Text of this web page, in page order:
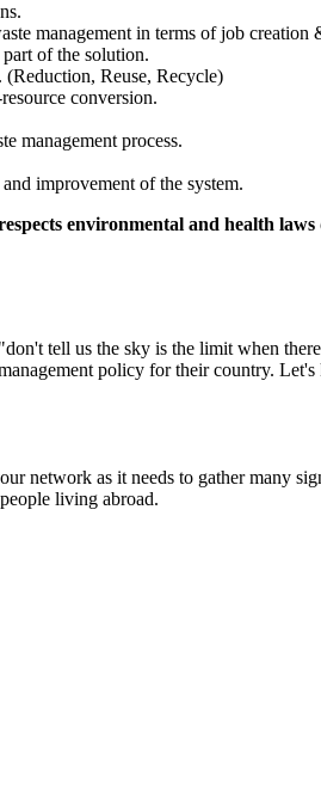
management in terms of job creation
of the solution.
Reuse, Recycle)
conversion.
management process.
improvement of the system.
environmental and health
tell us the sky is the limit when
policy for their country.
as it needs to gather many
living abroad.